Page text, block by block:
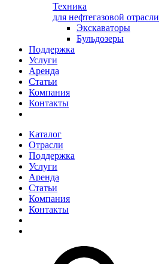
Техника
для нефтегазовой отрасли
Экскаваторы
Бульдозеры
Поддержка
Услуги
Аренда
Статьи
Компания
Контакты
Каталог
Отрасли
Поддержка
Услуги
Аренда
Статьи
Компания
Контакты